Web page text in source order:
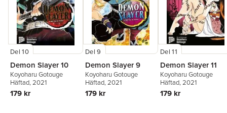
Del 10
Demon Slayer 10
Koyoharu Gotouge
Häftad, 2021
179 kr
Del 9
Demon Slayer 9
Koyoharu Gotouge
Häftad, 2021
179 kr
Del 11
Demon Slayer 11
Koyoharu Gotouge
Häftad, 2021
179 kr